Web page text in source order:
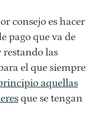
consejo es hacer
pago que va de
las
el que siempre
aquellas
que se tengan